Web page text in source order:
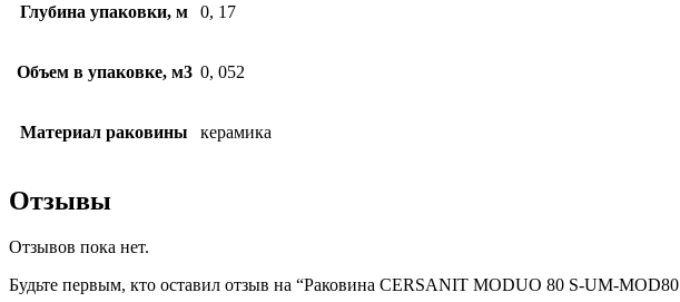
Глубина упаковки, м 0, 17
Объем в упаковке, м3 0, 052
Материал раковины керамика
Отзывы
Отзывов пока нет.
Будьте первым, кто оставил отзыв на “Раковина CERSANIT MODUO 80 S-UM-